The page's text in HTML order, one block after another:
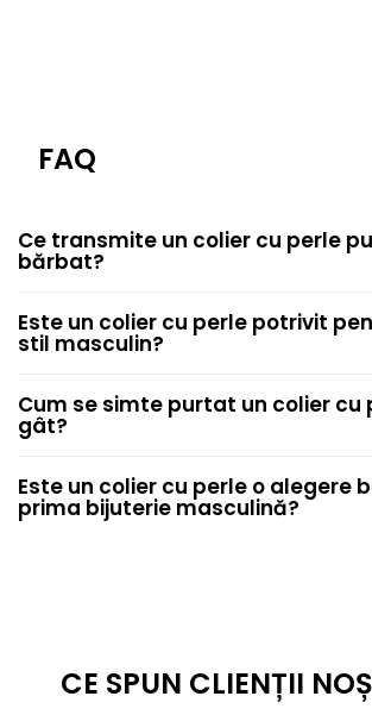
FAQ
Ce transmite un colier cu perle
bărbat?
Este un colier cu perle potrivit
stil masculin?
Cum se simte purtat un colier cu
gât?
Este un colier cu perle o alegere
prima bijuterie masculină?
CE SPUN CLIENȚII